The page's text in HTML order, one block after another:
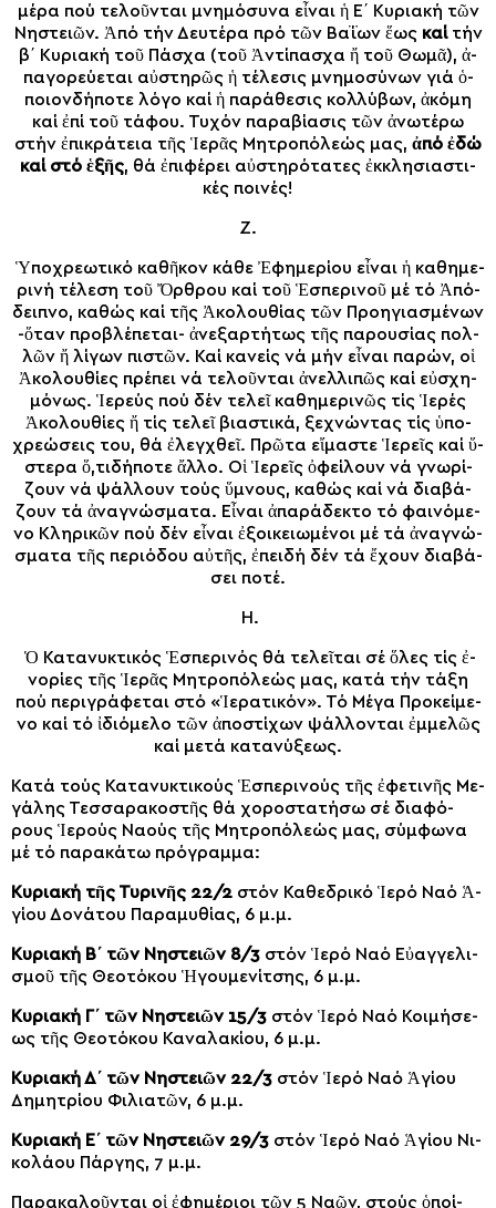
μέ­ρα πού τε­λοῦν­ται μνη­μό­συ­να εἶ­ναι ἡ Ε΄ Κυ­ρι­α­κή τῶν
Νη­στει­ῶν. Ἀ­πό τήν Δευ­τέ­ρα πρό τῶν Βα­ΐ­ων ἕ­ως καίτήν
β΄ Κυ­ρι­α­κή τοῦ Πά­σχα (τοῦ Ἀν­τί­πα­σχα ἤ τοῦ Θω­μᾶ), ἀ­
πα­γο­ρεύ­ε­ται αὐ­στη­ρῶς ἡ τέ­λε­σις μνη­μο­σύ­νων γι­ά ὁ­
ποι­ον­δή­πο­τε λό­γο καί ἡ πα­ρά­θε­σις κολ­λύ­βων, ἀ­κό­μη
καί ἐ­πί τοῦ τά­φου. Τυ­χόν πα­ρα­βί­α­σις τῶν ἀ­νω­τέ­ρω
στήν ἐ­πι­κρά­τει­α τῆς Ἱ­ε­ρᾶς Μη­τρο­πό­λε­ώς μας, ἀ­πό ἐ­δώ
καί στό ἑ­ξῆς, θά ἐπι­φέ­ρει αὐ­στη­ρό­τα­τες ἐκ­κλη­σι­α­στι­
κές ποι­νές!
Ζ.
Ὑ­πο­χρε­ω­τι­κό κα­θῆ­κον κά­θε Ἐ­φη­με­ρί­ου εἶ­ναι ἡ κα­θη­με­
ρι­νή τέ­λε­ση τοῦ Ὄρ­θρου καί τοῦ Ἑ­σπε­ρι­νοῦ μέ τό Ἀ­πό­
δει­πνο, κα­θώς καί τῆς Ἀκολουθί­ας τῶν Προ­η­γι­α­σμέ­νων
-ὅ­ταν προ­βλέ­πε­ται- ἀ­νε­ξαρ­τή­τως τῆς πα­ρου­σί­ας πολ­
λῶν ἤ λί­γων πι­στῶν. Καί κα­νείς νά μήν εἶ­ναι πα­ρών, οἱ
Ἀκολουθί­ες πρέ­πει νά τε­λοῦν­ται ἀ­νελ­λι­πῶς καί εὐ­σχη­
μό­νως. Ἱ­ε­ρεύς πού δέν τε­λεῖ κα­θη­με­ρι­νῶς τίς Ἱ­ε­ρές
Ἀκολουθί­ες ἤ τίς τε­λεῖ βι­α­στι­κά, ξε­χνών­τας τίς ὑ­πο­
χρε­ώ­σεις του, θά ἐ­λεγ­χθεῖ. Πρῶ­τα εἴ­μα­στε Ἱ­ε­ρεῖς καί ὕ­
στε­ρα ὅ,τι­δή­πο­τε ἄλ­λο. Οἱ Ἱ­ε­ρεῖς ὀ­φεί­λουν νά γνω­ρί­
ζουν νά ψάλ­λουν τούς ὕ­μνους, κα­θώς καί νά δι­α­βά­
ζουν τά ἀ­να­γνώ­σμα­τα. Εἶ­ναι ἀ­πα­ρά­δε­κτο τό φαι­νό­με­
νο Κλη­ρι­κῶν πού δέν εἶ­ναι ἐ­ξοι­κει­ω­μέ­νοι μέ τά ἀ­να­γνώ­
σμα­τα τῆς πε­ρι­ό­δου αὐ­τῆς, ἐ­πει­δή δέν τά ἔ­χουν δι­α­βά­
σει πο­τέ.
Η.
Ὁ Κα­τα­νυ­κτι­κός Ἑ­σπε­ρι­νός θά τε­λεῖ­ται σέ ὅ­λες τίς ἐ­
νο­ρίες τῆς Ἱ­ε­ρᾶς Μη­τρο­πό­λεώς μας, κα­τά τήν τά­ξη
πού πε­ρι­γρά­φε­ται στό «Ἱ­ε­ρα­τι­κόν». Τό Μέ­γα Προ­κεί­με­
νο καί τό ἰ­δι­ό­με­λο τῶν ἀ­πο­στί­χων ψάλ­λον­ται ἐμ­με­λῶς
καί με­τά κα­τα­νύ­ξε­ως.
Κα­τά τούς Κα­τα­νυ­κτι­κούς Ἑ­σπε­ρι­νούς τῆς ἐ­φε­τι­νῆς Με­
γά­λης Τεσ­σα­ρα­κο­στῆς θά χο­ρο­στα­τή­σω σέ δι­α­φό­
ρους Ἱ­ε­ρούς Να­ούς τῆς Μη­τρο­πό­λε­ώς μας, σύμ­φω­να
μέ τό πα­ρα­κά­τω πρό­γραμ­μα:
Κυ­ρι­α­κή τῆς Τυ­ρι­νῆς 22/2 στόν Κα­θε­δρι­κό Ἱ­ε­ρό Να­ό Ἁ­
γί­ου Δο­νά­του Πα­ρα­μυ­θί­ας, 6 μ.μ.
Κυ­ρι­α­κή Β΄ τῶν Νη­στει­ῶν 8/3 στόν Ἱ­ε­ρό Να­ό Εὐ­αγ­γε­λι­
σμοῦ τῆς Θε­ο­τό­κου Ἡ­γου­με­νίτ­σης, 6 μ.μ.
Κυ­ρι­α­κή Γ΄ τῶν Νη­στει­ῶν 15/3 στόν Ἱ­ε­ρό Να­ό Κοι­μή­σε­
ως τῆς Θε­ο­τό­κου Κα­να­λα­κί­ου, 6 μ.μ.
Κυ­ρι­α­κή Δ΄ τῶν Νη­στει­ῶν 22/3 στόν Ἱ­ε­ρό Να­ό Ἁ­γί­ου
Δη­μη­τρί­ου Φι­λι­α­τῶν, 6 μ.μ.
Κυ­ρι­α­κή Ε΄ τῶν Νη­στει­ῶν 29/3 στόν Ἱ­ε­ρό Να­ό Ἁ­γί­ου Νι­
κο­λά­ου Πάρ­γης, 7 μ.μ.
Πα­ρα­κα­λοῦν­ται οἱ ἐ­φη­μέ­ριοι τῶν 5 Να­ῶν, στούς ὁ­ποί­